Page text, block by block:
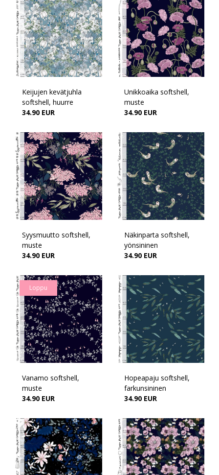
Keijujen kevätjuhla
softshell, huurre
34.90 EUR
Unikkoaika softshell,
muste
34.90 EUR
Syysmuutto softshell,
muste
34.90 EUR
Näkinparta softshell,
yönsininen
34.90 EUR
Loppu
Vanamo softshell,
muste
34.90 EUR
Hopeapaju softshell,
farkunsininen
34.90 EUR